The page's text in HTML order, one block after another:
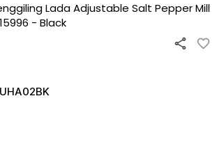
Lada Adjustable Salt Pepper Mill
- Black